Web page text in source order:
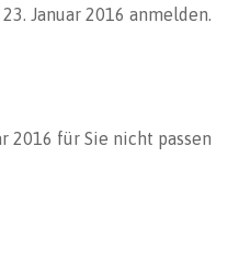
Januar 2016 anmelden.
2016 für Sie nicht passen